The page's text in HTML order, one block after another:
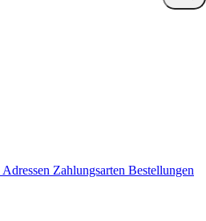
Adressen Zahlungsarten Bestellungen